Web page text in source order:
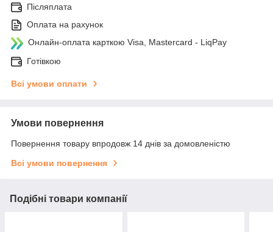
Післяплата
Оплата на рахунок
Онлайн-оплата карткою Visa, Mastercard - LiqPay
Готівкою
Всі умови оплати
Умови повернення
Повернення товару впродовж 14 днів за домовленістю
Всі умови повернення
Подібні товари компанії